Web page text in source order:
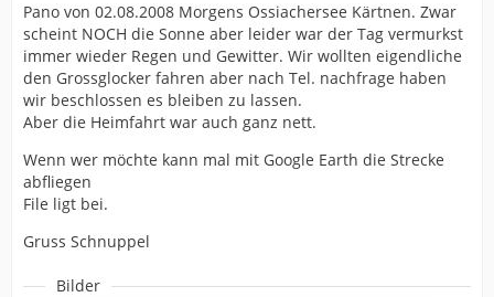
Pano von 02.08.2008 Morgens Ossiachersee Kärtnen. Zwar
scheint NOCH die Sonne aber leider war der Tag vermurkst
immer wieder Regen und Gewitter. Wir wollten eigendliche
den Grossglocker fahren aber nach Tel. nachfrage haben
wir beschlossen es bleiben zu lassen.
Aber die Heimfahrt war auch ganz nett.
Wenn wer möchte kann mal mit Google Earth die Strecke
abfliegen
File ligt bei.
Gruss Schnuppel
Bilder